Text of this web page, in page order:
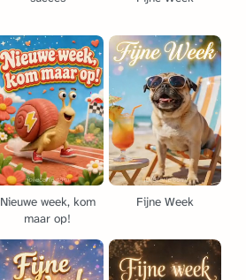
Nieuwe week, kom
maar op!
Fijne Week